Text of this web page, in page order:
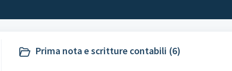
Prima nota e scritture contabili (6)